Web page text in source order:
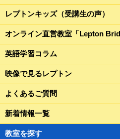
レプトンキッズ（受講生の声）
オンライン直営教室「Lepton
英語学習コラム
映像で見るレプトン
よくあるご質問
新着情報一覧
教室を探す